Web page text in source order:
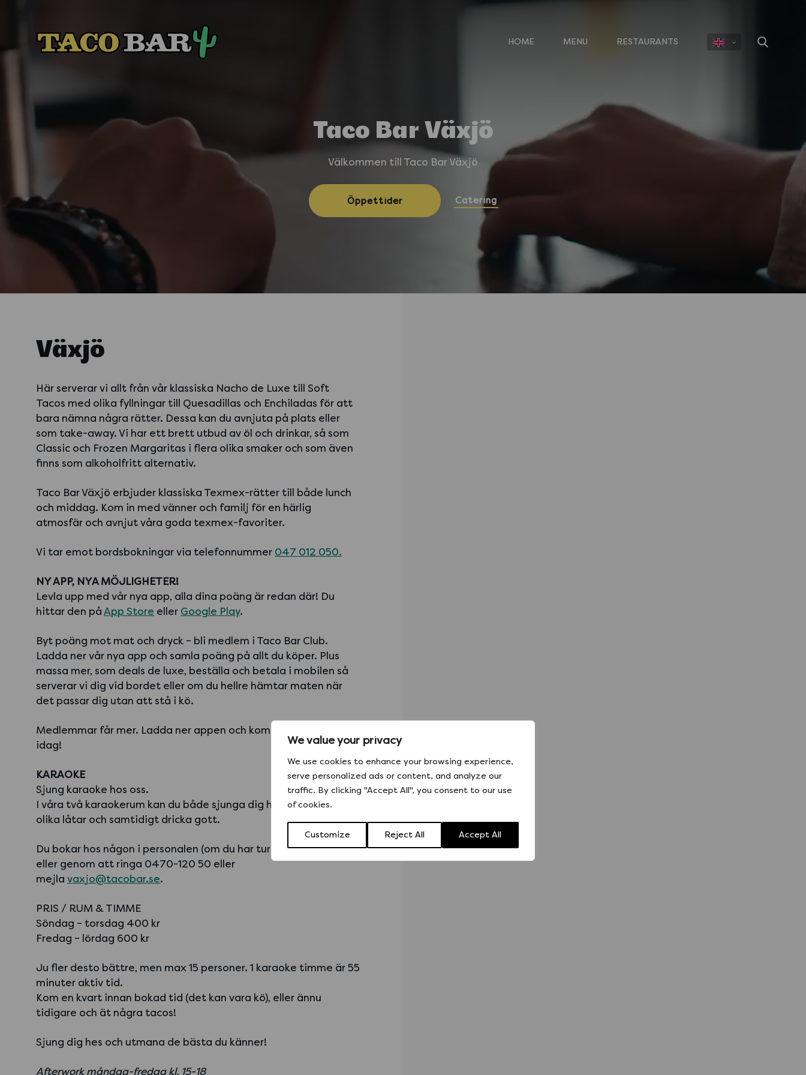
We value your privacy
We use cookies to enhance your browsing experience,
serve personalized ads or content, and analyze our
traffic. By clicking "Accept All", you consent to our use
of cookies.
Customize Reject All Accept All
HOME MENU RESTAURANTS
Taco Bar Växjö
Välkommen till Taco Bar Växjö
Öppettider Catering
Växjö
Här serverar vi allt från vår klassiska Nacho de Luxe till Soft
Tacos med olika fyllningar till Quesadillas och Enchiladas för att
bara nämna några rätter. Dessa kan du avnjuta på plats eller
som take-away. Vi har ett brett utbud av öl och drinkar, så som
Classic och Frozen Margaritas i flera olika smaker och som även
finns som alkoholfritt alternativ.
Taco Bar Växjö erbjuder klassiska Texmex-rätter till både lunch
och middag. Kom in med vänner och familj för en härlig
atmosfär och avnjut våra goda texmex-favoriter.
Vi tar emot bordsbokningar via telefonnummer 047 012 050.
NY APP, NYA MÖJLIGHETER!
Levla upp med vår nya app, alla dina poäng är redan där! Du
hittar den på App Store eller Google Play.
Byt poäng mot mat och dryck – bli medlem i Taco Bar Club.
Ladda ner vår nya app och samla poäng på allt du köper. Plus
massa mer, som deals de luxe, beställa och betala i mobilen så
serverar vi dig vid bordet eller om du hellre hämtar maten när
det passar dig utan att stå i kö.
Medlemmar får mer. Ladda ner appen och kom igång redan
idag!
KARAOKE
Sjung karaoke hos oss.
I våra två karaokerum kan du både sjunga dig hes till 80 000
olika låtar och samtidigt dricka gott.
Du bokar hos någon i personalen (om du har tur är det ledigt)
eller genom att ringa 0470-120 50 eller
mejla vaxjo@tacobar.se.
PRIS / RUM & TIMME
Söndag – torsdag 400 kr
Fredag – lördag 600 kr
Ju fler desto bättre, men max 15 personer. 1 karaoke timme är 55
minuter aktiv tid.
Kom en kvart innan bokad tid (det kan vara kö), eller ännu
tidigare och ät några tacos!
Sjung dig hes och utmana de bästa du känner!
Afterwork måndag-fredag kl. 15-18